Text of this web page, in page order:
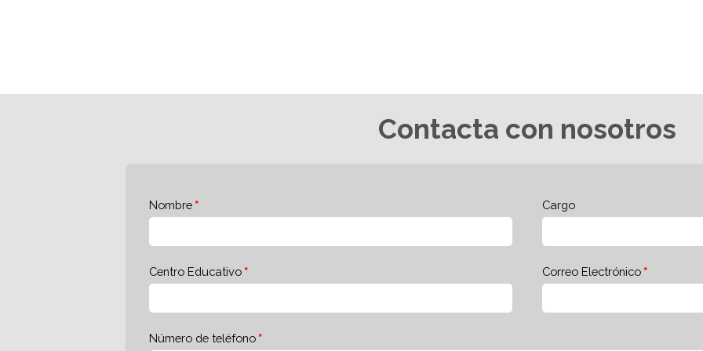
Contacta con nosotros
Nombre Cargo
Centro Educativo Correo Electrónico
Número de teléfono